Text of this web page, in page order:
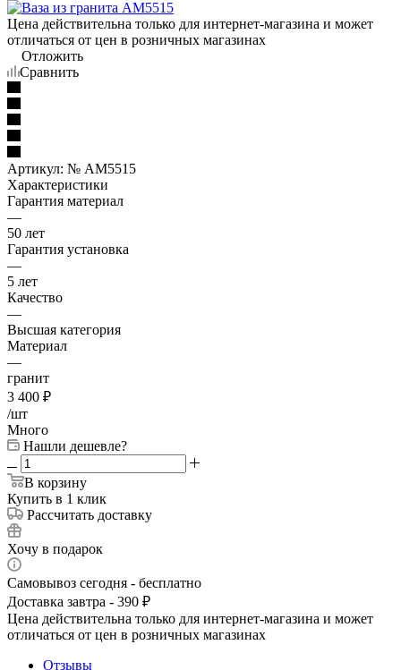
Цена действительна только для интернет-магазина и может
отличаться от цен в розничных магазинах
Отложить
Сравнить
Артикул: № AM5515
Характеристики
Гарантия материал
—
50 лет
Гарантия установка
—
5 лет
Качество
—
Высшая категория
Материал
—
гранит
3 400 ₽
/шт
Много
Нашли дешевле?
В корзину
Купить в 1 клик
Рассчитать доставку
Хочу в подарок
Самовывоз сегодня - бесплатно
Доставка завтра - 390 ₽
Цена действительна только для интернет-магазина и может
отличаться от цен в розничных магазинах
Отзывы